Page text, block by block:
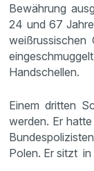
Bewährung
24 und 67
weißrussischen
Handschellen.
Einem dritten
werden. Er
Polen. Er sitzt